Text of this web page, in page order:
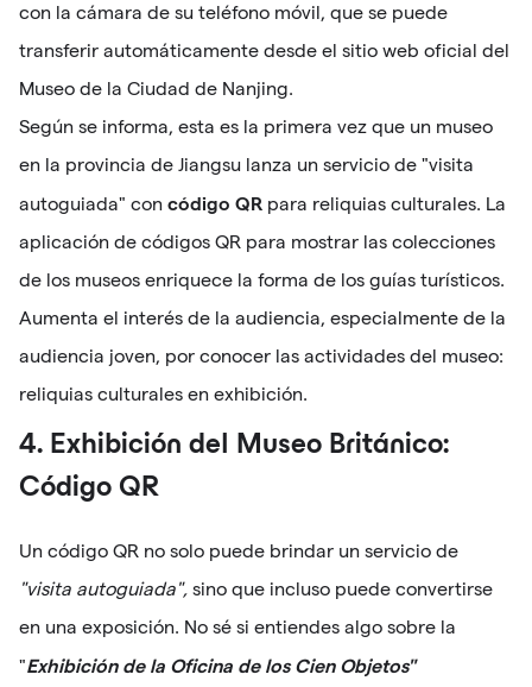
con la cámara de su teléfono móvil, que se puede
transferir automáticamente desde el sitio web oficial del
Museo de la Ciudad de Nanjing.
Según se informa, esta es la primera vez que un museo
en la provincia de Jiangsu lanza un servicio de "visita
autoguiada" con código QR para reliquias culturales. La
aplicación de códigos QR para mostrar las colecciones
de los museos enriquece la forma de los guías turísticos.
Aumenta el interés de la audiencia, especialmente de la
audiencia joven, por conocer las actividades del museo:
reliquias culturales en exhibición.
4. Exhibición del Museo Británico:
Código QR
Un código QR no solo puede brindar un servicio de
"visita autoguiada", sino que incluso puede convertirse
en una exposición. No sé si entiendes algo sobre la
"Exhibición de la Oficina de los Cien Objetos"